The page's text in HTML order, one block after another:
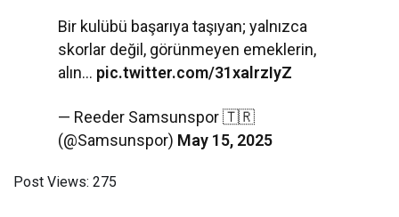
Bir kulübü başarıya taşıyan; yalnızca
skorlar değil, görünmeyen emeklerin,
alın… pic.twitter.com/31xalrzIyZ
— Reeder Samsunspor 🇹🇷
(@Samsunspor) May 15, 2025
Post Views: 275